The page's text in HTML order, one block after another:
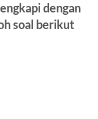
dengan
soal berikut